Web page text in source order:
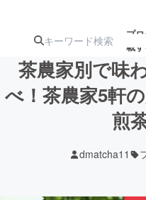
プ
載
注目の
ジェクト
茶農家別で味
べ！茶農家5軒
煎
dmatcha11